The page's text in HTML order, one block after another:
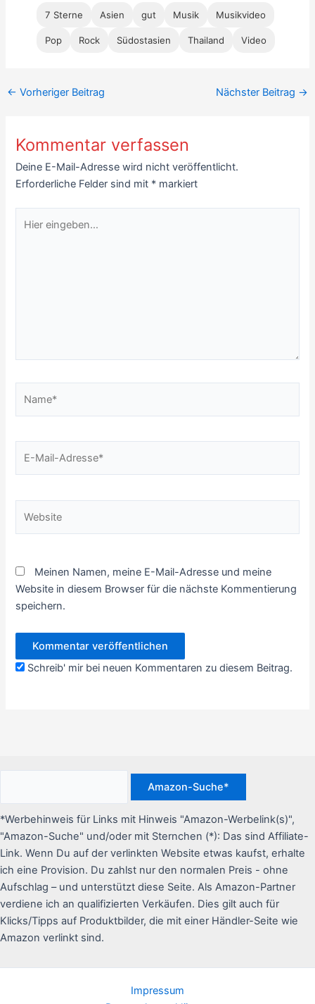
7 Sterne Asien gut Musik Musikvideo
Pop Rock Südostasien Thailand Video
← Vorheriger Beitrag Nächster Beitrag →
Kommentar verfassen
Deine E-Mail-Adresse wird nicht veröffentlicht.
Erforderliche Felder sind mit * markiert
eingeben…
Meinen Namen, meine E-Mail-Adresse und meine
Website in diesem Browser für die nächste Kommentierung
speichern.
Schreib' mir bei neuen Kommentaren zu diesem Beitrag.
*Werbehinweis für Links mit Hinweis "Amazon-Werbelink(s)",
"Amazon-Suche" und/oder mit Sternchen (*): Das sind Affiliate-
Link. Wenn Du auf der verlinkten Website etwas kaufst, erhalte
ich eine Provision. Du zahlst nur den normalen Preis - ohne
Aufschlag – und unterstützt diese Seite. Als Amazon-Partner
verdiene ich an qualifizierten Verkäufen. Dies gilt auch für
Klicks/Tipps auf Produktbilder, die mit einer Händler-Seite wie
Amazon verlinkt sind.
Impressum